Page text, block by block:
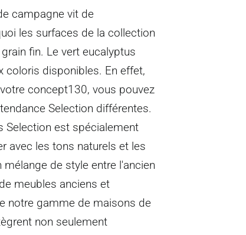
campagne vit de
les surfaces de la collection
fin. Le vert eucalyptus
coloris disponibles. En effet,
concept130, vous pouvez
Selection différentes.
Selection est spécialement
avec les tons naturels et les
de style entre l'ancien
meubles anciens et
notre gamme de maisons de
non seulement